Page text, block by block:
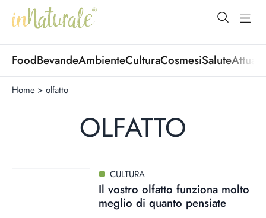
open
FoodBevandeAmbienteCulturaCosmesiSalute
Home > olfatto
OLFATTO
CULTURA
Il vostro olfatto funziona molto
meglio di quanto pensiate